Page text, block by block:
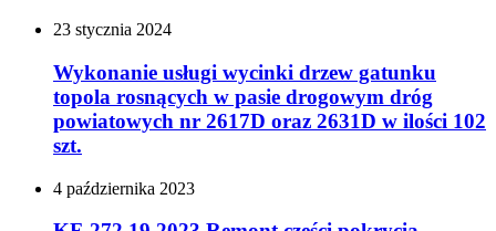
23 stycznia 2024
Wykonanie usługi wycinki drzew gatunku
topola rosnących w pasie drogowym dróg
powiatowych nr 2617D oraz 2631D w ilości 102
szt.
4 października 2023